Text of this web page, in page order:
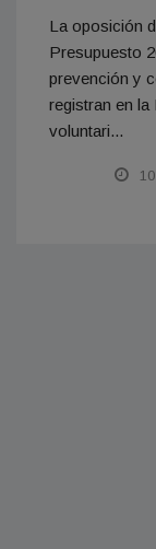
La oposición
Presupuesto
prevención y
registran en
voluntari...